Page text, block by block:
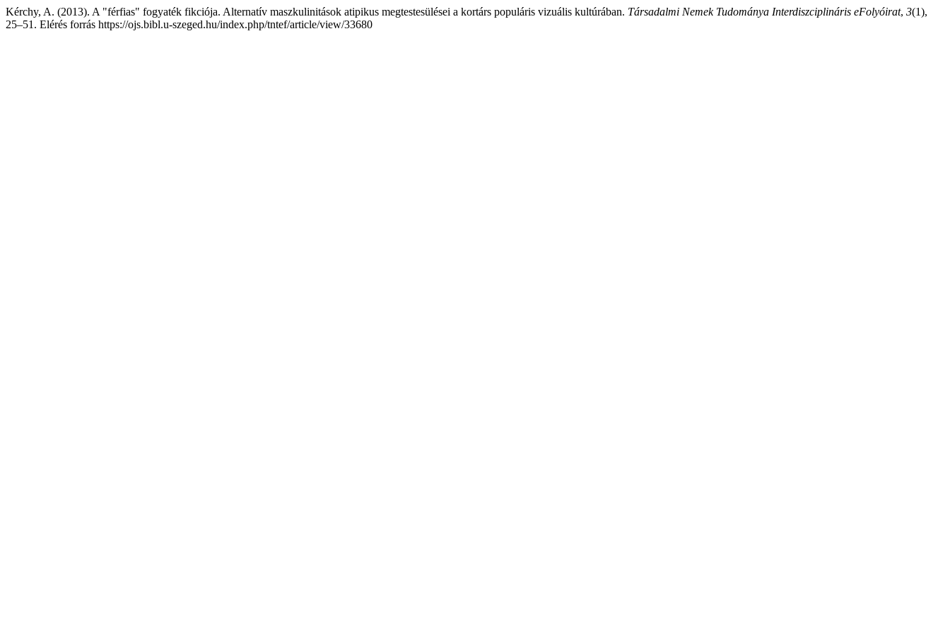
Kérchy, A. (2013). A "férfias" fogyaték fikciója. Alternatív maszkulinitások atipikus megtestesülései a kortárs populáris vizuális kultúrában. Társadalmi Nemek Tudománya Interdiszciplináris eFolyóirat, 3(1),
25–51. Elérés forrás https://ojs.bibl.u-szeged.hu/index.php/tntef/article/view/33680